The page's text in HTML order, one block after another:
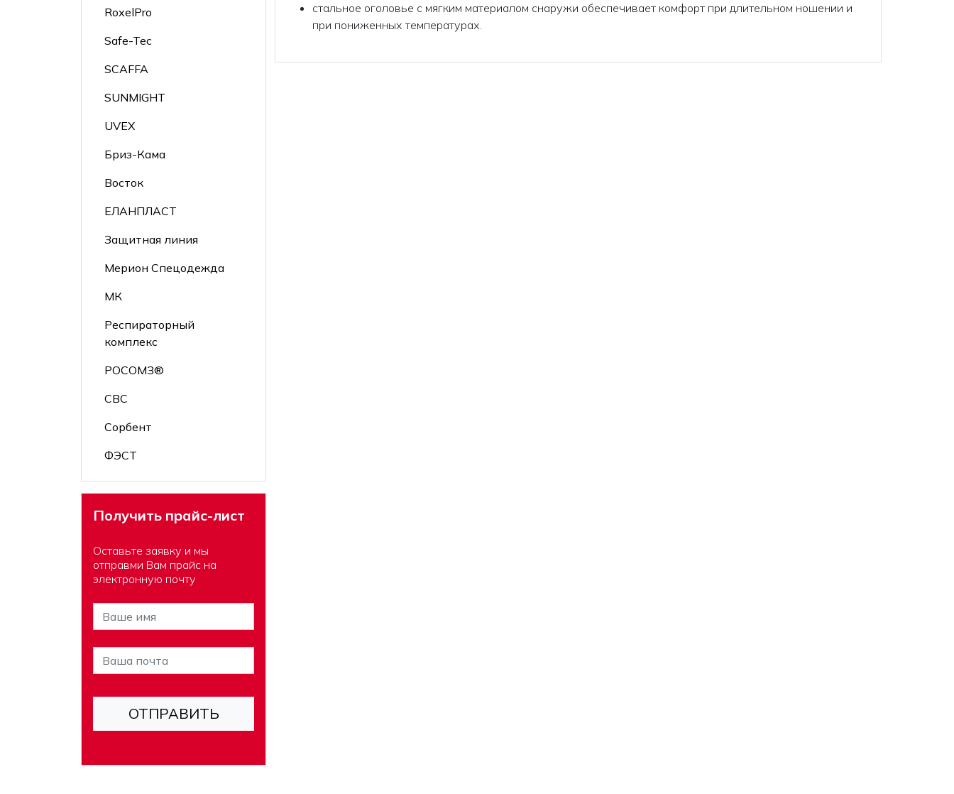
RoxelPro
Safe-Tec
SCAFFA
SUNMIGHT
UVEX
Бриз-Кама
Восток
ЕЛАНПЛАСТ
Защитная линия
Мерион Спецодежда
МК
Респираторный
комплекс
РОСОМЗ®
СВС
Сорбент
ФЭСТ
Получить прайс-лист
Оставьте заявку и мы
отправми Вам прайс на
электронную почту
стальное оголовье с мягким материалом снаружи обеcпечивает комфорт при длительном ношении и
при пониженных температурах.